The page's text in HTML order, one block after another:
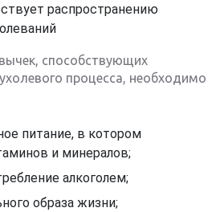
распространению
способствующих
процесса, необходимо
питание, в котором
и минералов;
алкоголем;
образа жизни;